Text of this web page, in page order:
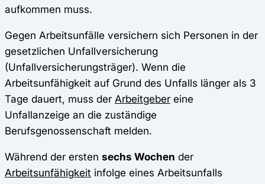
aufkommen muss.
Gegen Arbeitsunfälle versichern sich Personen in der
gesetzlichen Unfallversicherung
(Unfallversicherungsträger). Wenn die
Arbeitsunfähigkeit auf Grund des Unfalls länger als 3
Tage dauert, muss der Arbeitgeber eine
Unfallanzeige an die zuständige
Berufsgenossenschaft melden.
Während der ersten sechs Wochen der
Arbeitsunfähigkeit infolge eines Arbeitsunfalls